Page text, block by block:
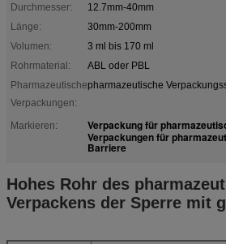
Durchmesser:
12.7mm-40mm
Länge:
30mm-200mm
Volumen:
3 ml bis 170 ml
Rohrmaterial:
ABL oder PBL
Pharmazeutische
Verpackungen:
pharmazeutische
Markieren: Verpackung für
Verpackungen für
Barriere
Hohes Rohr des
Verpackens der Sperre mit